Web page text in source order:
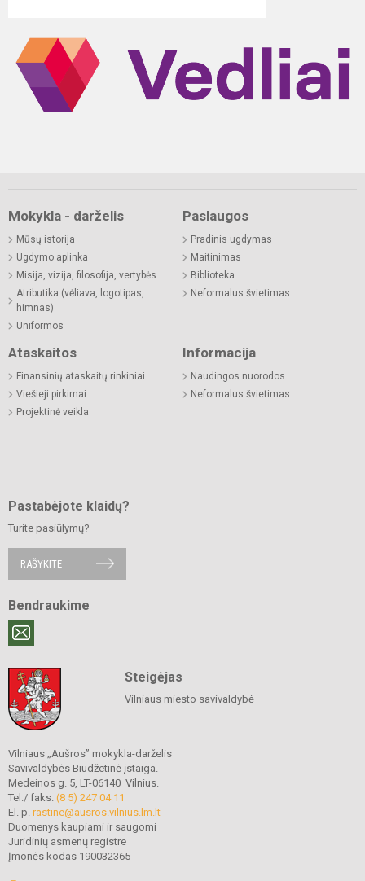
Mokykla - darželis
Mūsų istorija
Ugdymo aplinka
Misija, vizija, filosofija, vertybės
Atributika (vėliava, logotipas,
himnas)
Uniformos
Paslaugos
Pradinis ugdymas
Maitinimas
Biblioteka
Neformalus švietimas
Ataskaitos
Finansinių ataskaitų rinkiniai
Viešieji pirkimai
Projektinė veikla
Informacija
Naudingos nuorodos
Neformalus švietimas
Pastabėjote klaidų?
Turite pasiūlymų?
RAŠYKITE
Bendraukime
Steigėjas
Vilniaus miesto savivaldybė
Vilniaus „Aušros” mokykla-darželis
Savivaldybės Biudžetinė įstaiga.
Medeinos g. 5, LT-06140 Vilnius.
Tel./ faks. (8 5) 247 04 11
El. p. rastine@ausros.vilnius.lm.lt
Duomenys kaupiami ir saugomi
Juridinių asmenų registre
Įmonės kodas 190032365